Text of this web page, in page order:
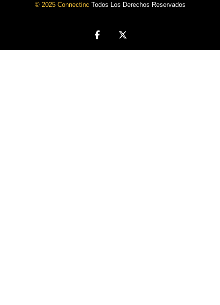
© 2025 Connectinc Todos Los Derechos Reservados